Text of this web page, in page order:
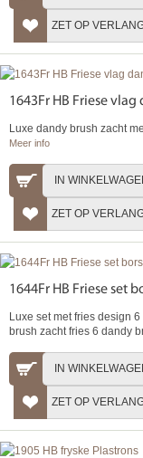
ZET OP
1643Fr HB Friese
Luxe dandy brush zacht
Meer info
IN
ZET OP
1644Fr HB Friese set
Luxe set met fries design
brush zacht fries 6 dandy
IN
ZET OP